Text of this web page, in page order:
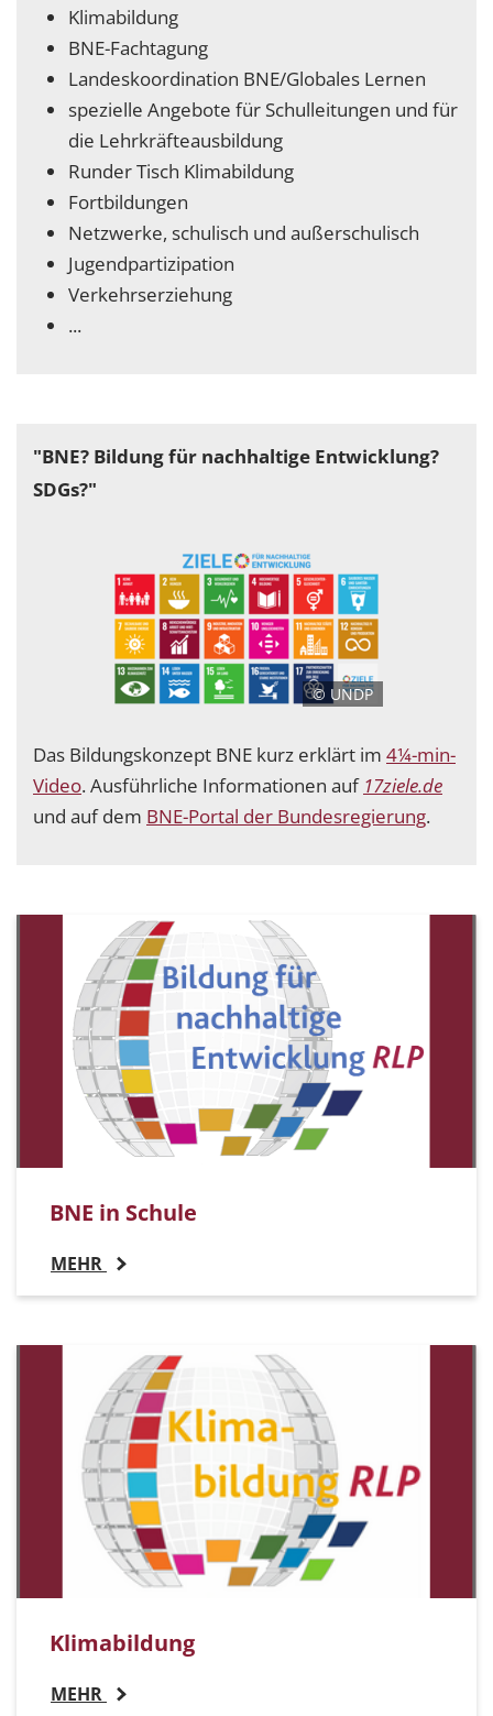
Klimabildung
BNE-Fachtagung
Landeskoordination BNE/Globales Lernen
spezielle Angebote für Schulleitungen und für
die Lehrkräfteausbildung
Runder Tisch Klimabildung
Fortbildungen
Netzwerke, schulisch und außerschulisch
Jugendpartizipation
Verkehrserziehung
...
"BNE? Bildung für nachhaltige Entwicklung?
SDGs?"
© UNDP
Das Bildungskonzept BNE kurz erklärt im 4¼-min-
Video. Ausführliche Informationen auf 17ziele.de
und auf dem BNE-Portal der Bundesregierung.
BNE in Schule
MEHR
Klimabildung
MEHR